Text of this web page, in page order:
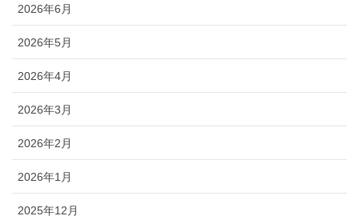
2026年6月
2026年5月
2026年4月
2026年3月
2026年2月
2026年1月
2025年12月